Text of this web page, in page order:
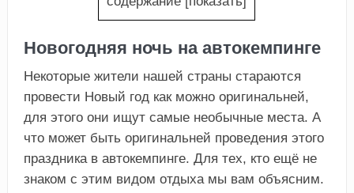
Новогодняя ночь на автокемпинге
Некоторые жители нашей страны стараются
провести Новый год как можно оригинальней,
для этого они ищут самые необычные места. А
что может быть оригинальней проведения этого
праздника в автокемпинге. Для тех, кто ещё не
знаком с этим видом отдыха мы вам объясним.